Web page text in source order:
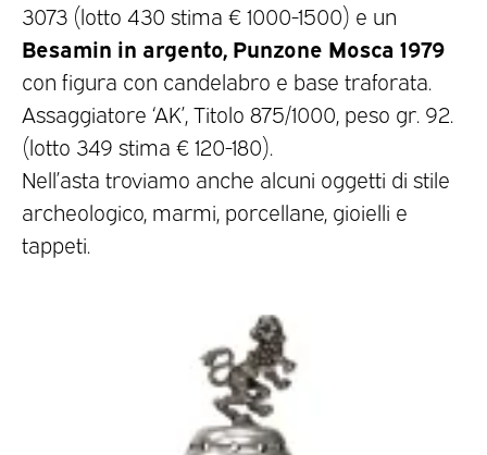
3073 (lotto 430 stima € 1000-1500) e un
Besamin in argento, Punzone Mosca 1979
con figura con candelabro e base traforata.
Assaggiatore ‘AK’, Titolo 875/1000, peso gr. 92.
(lotto 349 stima € 120-180).
Nell’asta troviamo anche alcuni oggetti di stile
archeologico, marmi, porcellane, gioielli e
tappeti.